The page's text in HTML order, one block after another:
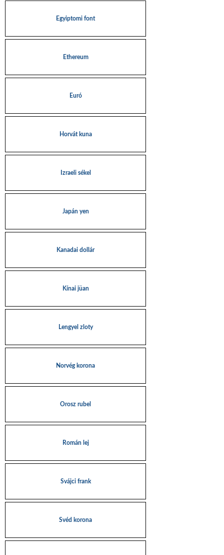
Egyiptomi font
Ethereum
Euró
Horvát kuna
Izraeli sékel
Japán yen
Kanadai dollár
Kínai jüan
Lengyel zloty
Norvég korona
Orosz rubel
Román lej
Svájci frank
Svéd korona